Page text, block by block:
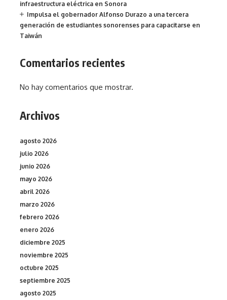
infraestructura eléctrica en Sonora
Impulsa el gobernador Alfonso Durazo a una tercera
generación de estudiantes sonorenses para capacitarse en
Taiwán
Comentarios recientes
No hay comentarios que mostrar.
Archivos
agosto 2026
julio 2026
junio 2026
mayo 2026
abril 2026
marzo 2026
febrero 2026
enero 2026
diciembre 2025
noviembre 2025
octubre 2025
septiembre 2025
agosto 2025